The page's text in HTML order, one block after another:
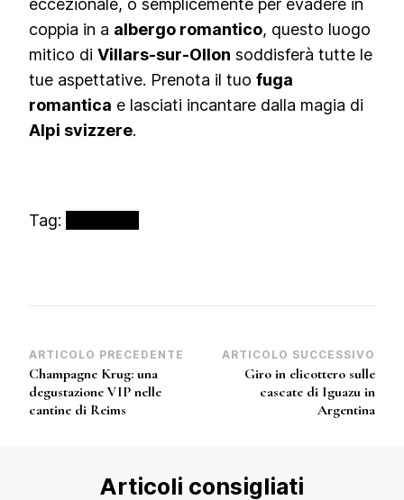
eccezionale, o semplicemente per evadere in
coppia in a albergo romantico, questo luogo
mitico di Villars-sur-Ollon soddisferà tutte le
tue aspettative. Prenota il tuo fuga
romantica e lasciati incantare dalla magia di
Alpi svizzere.
Tag:
Navigazione
articoli
ARTICOLO PRECEDENTE
Champagne Krug: una
degustazione VIP nelle
cantine di Reims
ARTICOLO SUCCESSIVO
Giro in elicottero sulle
cascate di Iguazu in
Argentina
Articoli consigliati